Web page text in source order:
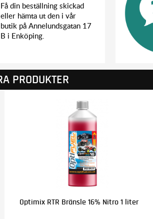
Få din beställning skickad
eller hämta ut den i vår
butik på Annelundsgatan 17
B i Enköping.
PRODUKTER
Optimix RTR Bränsle 16% Nitro 1 liter